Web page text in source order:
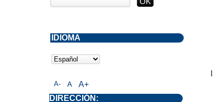
A- A A+
DIRECCIÓN:
IDIOMA